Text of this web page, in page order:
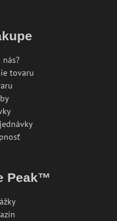
tovaru
Peak™